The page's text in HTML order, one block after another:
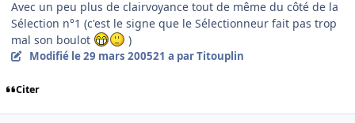
Avec un peu plus de clairvoyance tout de même du côté de la
Sélection n°1 (c'est le signe que le Sélectionneur fait pas trop
mal son boulot
)
Modifié le 29 mars 200521 a par Titouplin
Citer